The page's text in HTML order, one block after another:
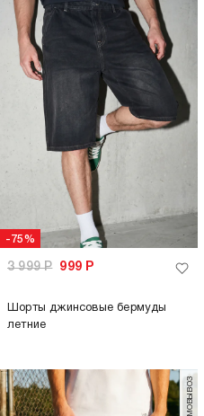
-75%
3 999Р 999 Р
Шорты джинсовые бермуды
летние